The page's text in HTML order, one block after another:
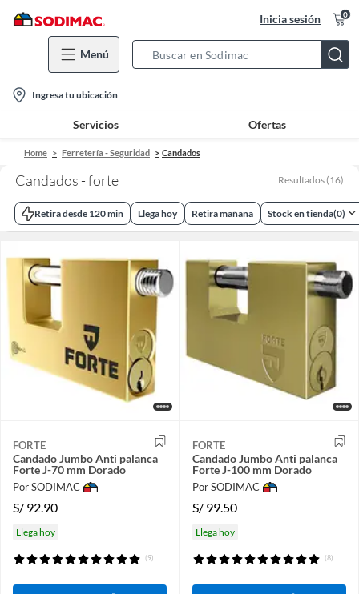
Inicia sesión 0
Menú
Bar
location-
icon
Ingresa tu ubicación
Servicios Ofertas
Home Ferretería - Seguridad Candados
Candados - forte Resultados (16)
Retira desde 120 min Llega hoy Retira mañana Stock en tienda(0)
FORTE
Candado Jumbo Anti palanca
Forte J-70 mm Dorado
Por SODIMAC
S/ 92.90
Llega hoy
(9)
FORTE
Candado Jumbo Anti palanca
Forte J-100 mm Dorado
Por SODIMAC
S/ 99.50
Llega hoy
(8)